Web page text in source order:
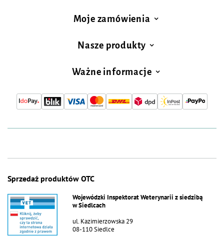
Moje zamówienia
Nasze produkty
Ważne informacje
Sprzedaż produktów OTC
Wojewódzki Inspektorat Weterynarii z siedzibą
w Siedlcach
ul. Kazimierzowska 29
08-110 Siedlce